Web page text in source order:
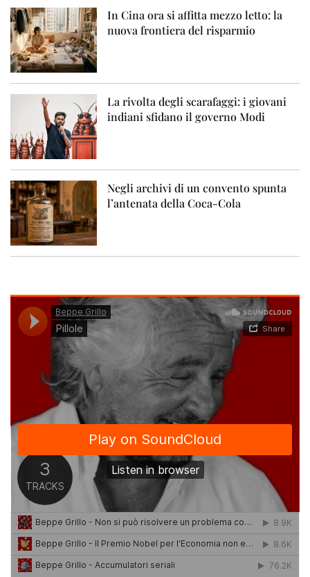
In Cina ora si affitta mezzo letto: la
nuova frontiera del risparmio
La rivolta degli scarafaggi: i giovani
indiani sfidano il governo Modi
Negli archivi di un convento spunta
l’antenata della Coca-Cola